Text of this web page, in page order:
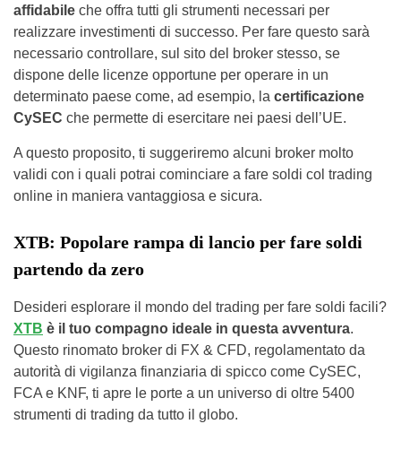
affidabile che offra tutti gli strumenti necessari per
realizzare investimenti di successo. Per fare questo sarà
necessario controllare, sul sito del broker stesso, se
dispone delle licenze opportune per operare in un
determinato paese come, ad esempio, la certificazione
CySEC che permette di esercitare nei paesi dell’UE.
A questo proposito, ti suggeriremo alcuni broker molto
validi con i quali potrai cominciare a fare soldi col trading
online in maniera vantaggiosa e sicura.
XTB: Popolare rampa di lancio per fare soldi
partendo da zero
Desideri esplorare il mondo del trading per fare soldi facili?
XTB è il tuo compagno ideale in questa avventura.
Questo rinomato broker di FX & CFD, regolamentato da
autorità di vigilanza finanziaria di spicco come CySEC,
FCA e KNF, ti apre le porte a un universo di oltre 5400
strumenti di trading da tutto il globo.